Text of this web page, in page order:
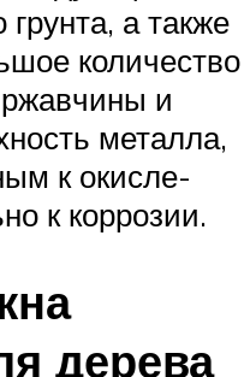
а так­же
коли­че­ство
и
метал­ла,
к окис­ле­
к коррозии.
дерева